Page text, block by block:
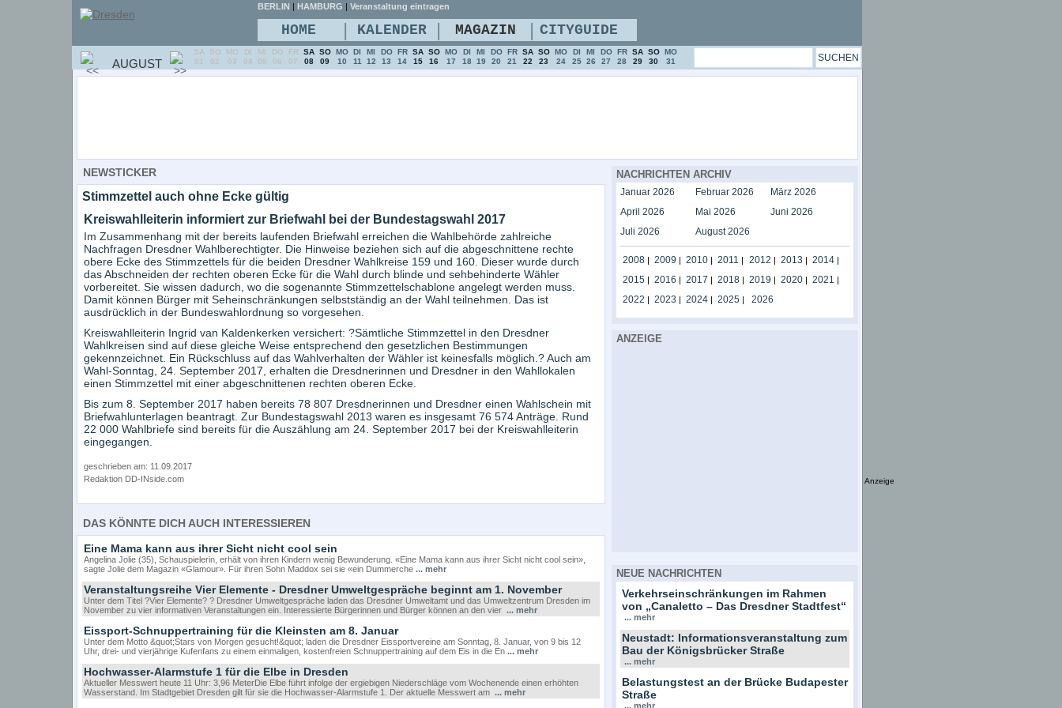
NEWSTICKER
Stimmzettel auch ohne Ecke gültig
Kreiswahlleiterin informiert zur Briefwahl bei der Bundestagswahl 2017
Im Zusammenhang mit der bereits laufenden Briefwahl erreichen die Wahlbehörde zahlreiche
Nachfragen Dresdner Wahlberechtigter. Die Hinweise beziehen sich auf die abgeschnittene rechte
obere Ecke des Stimmzettels für die beiden Dresdner Wahlkreise 159 und 160. Dieser wurde durch
das Abschneiden der rechten oberen Ecke für die Wahl durch blinde und sehbehinderte Wähler
vorbereitet. Sie wissen dadurch, wo die sogenannte Stimmzettelschablone angelegt werden muss.
Damit können Bürger mit Seheinschränkungen selbstständig an der Wahl teilnehmen. Das ist
ausdrücklich in der Bundeswahlordnung so vorgesehen.
Kreiswahlleiterin Ingrid van Kaldenkerken versichert: ?Sämtliche Stimmzettel in den Dresdner
Wahlkreisen sind auf diese gleiche Weise entsprechend den gesetzlichen Bestimmungen
gekennzeichnet. Ein Rückschluss auf das Wahlverhalten der Wähler ist keinesfalls möglich.? Auch am
Wahl-Sonntag, 24. September 2017, erhalten die Dresdnerinnen und Dresdner in den Wahllokalen
einen Stimmzettel mit einer abgeschnittenen rechten oberen Ecke.
Bis zum 8. September 2017 haben bereits 78 807 Dresdnerinnen und Dresdner einen Wahlschein mit
Briefwahlunterlagen beantragt. Zur Bundestagswahl 2013 waren es insgesamt 76 574 Anträge. Rund
22 000 Wahlbriefe sind bereits für die Auszählung am 24. September 2017 bei der Kreiswahlleiterin
eingegangen.
geschrieben am: 11.09.2017
Redaktion DD-INside.com
DAS KÖNNTE DICH AUCH INTERESSIEREN
Eine Mama kann aus ihrer Sicht nicht cool sein
Angelina Jolie (35), Schauspielerin, erhält von ihren Kindern wenig Bewunderung. «Eine Mama kann aus ihrer Sicht nicht cool sein»,
sagte Jolie dem Magazin «Glamour». Für ihren Sohn Maddox sei sie «ein Dummerche ... mehr
Veranstaltungsreihe Vier Elemente - Dresdner Umweltgespräche beginnt am 1. November
Unter dem Titel ?Vier Elemente? ? Dresdner Umweltgespräche laden das Dresdner Umweltamt und das Umweltzentrum Dresden im
November zu vier informativen Veranstaltungen ein. Interessierte Bürgerinnen und Bürger können an den vier ... mehr
Eissport-Schnuppertraining für die Kleinsten am 8. Januar
Unter dem Motto &quot;Stars von Morgen gesucht!&quot; laden die Dresdner Eissportvereine am Sonntag, 8. Januar, von 9 bis 12
Uhr, drei- und vierjährige Kufenfans zu einem einmaligen, kostenfreien Schnuppertraining auf dem Eis in die En ... mehr
Hochwasser-Alarmstufe 1 für die Elbe in Dresden
Aktueller Messwert heute 11 Uhr: 3,96 MeterDie Elbe führt infolge der ergiebigen Niederschläge vom Wochenende einen erhöhten
Wasserstand. Im Stadtgebiet Dresden gilt für sie die Hochwasser-Alarmstufe 1. Der aktuelle Messwert am ... mehr
NACHRICHTEN ARCHIV
Januar 2026 Februar 2026
März 2026
April 2026
Mai 2026
Juni 2026
Juli 2026
August 2026
2008| 2009 | 2010| 2011 | 2012 | 2013 | 2014|
2015| 2016 | 2017 | 2018| 2019 | 2020| 2021 |
2022 | 2023 | 2024| 2025| 2026
ANZEIGE
NEUE NACHRICHTEN
Verkehrseinschränkungen im Rahmen
von „Canaletto – Das Dresdner Stadtfest“
... mehr
Neustadt: Informationsveranstaltung zum
Bau der Königsbrücker Straße
... mehr
Belastungstest an der Brücke Budapester
Straße
... mehr
BERLIN | HAMBURG | Veranstaltung eintragen
HOME | KALENDER | MAGAZIN | CITYGUIDE
AUGUST
SA
01
SO
02
MO
03
DI
04
MI
05
DO
06
FR
07
SA
08
SO
09
MO
10
DI
11
MI
12
DO
13
FR
14
SA
15
SO
16
MO
17
DI
18
MI
19
DO
20
FR
21
SA
22
SO
23
MO
24
DI
25
MI
26
DO
27
FR
28
SA
29
SO
30
MO
31
Anzeige